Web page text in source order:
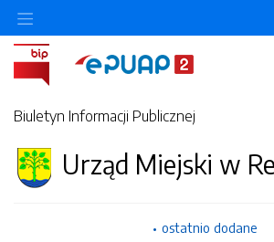
Biuletyn Informacji Publicznej
Urząd Miejski w
ostatnio dodane